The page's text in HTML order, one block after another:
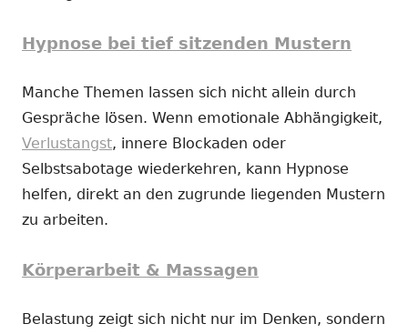
Hypnose bei tief sitzenden Mustern
Manche Themen lassen sich nicht allein durch
Gespräche lösen. Wenn emotionale Abhängigkeit,
Verlustangst, innere Blockaden oder
Selbstsabotage wiederkehren, kann Hypnose
helfen, direkt an den zugrunde liegenden Mustern
zu arbeiten.
Körperarbeit & Massagen
Belastung zeigt sich nicht nur im Denken, sondern